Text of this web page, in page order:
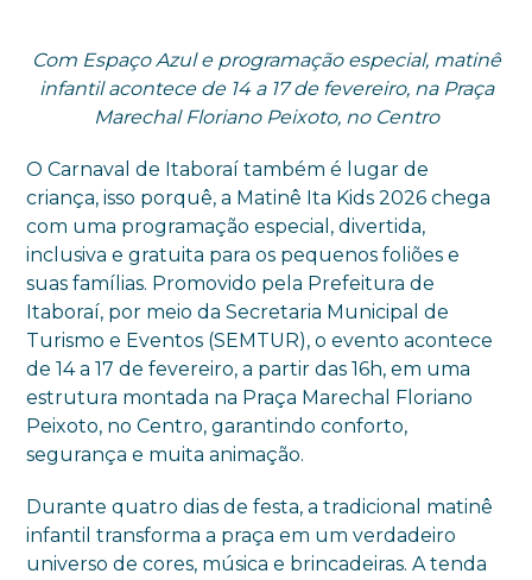
Com Espaço Azul e programação especial, matinê
infantil acontece de 14 a 17 de fevereiro, na Praça
Marechal Floriano Peixoto, no Centro
O Carnaval de Itaboraí também é lugar de
criança, isso porquê, a Matinê Ita Kids 2026 chega
com uma programação especial, divertida,
inclusiva e gratuita para os pequenos foliões e
suas famílias. Promovido pela Prefeitura de
Itaboraí, por meio da Secretaria Municipal de
Turismo e Eventos (SEMTUR), o evento acontece
de 14 a 17 de fevereiro, a partir das 16h, em uma
estrutura montada na Praça Marechal Floriano
Peixoto, no Centro, garantindo conforto,
segurança e muita animação.
Durante quatro dias de festa, a tradicional matinê
infantil transforma a praça em um verdadeiro
universo de cores, música e brincadeiras. A tenda